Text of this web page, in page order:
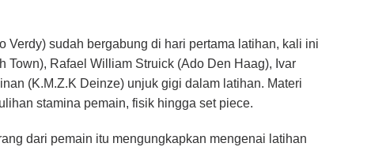
Verdy) sudah bergabung di hari pertama latihan, kali ini
Town), Rafael William Struick (Ado Den Haag), Ivar
(K.M.Z.K Deinze) unjuk gigi dalam latihan. Materi
stamina pemain, fisik hingga set piece.
dari pemain itu mengungkapkan mengenai latihan